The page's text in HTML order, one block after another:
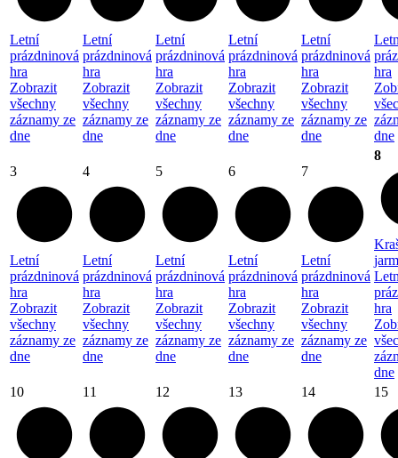
Letní
prázdninová
hra
Zobrazit
všechny
záznamy ze
dne
Letní
prázdninová
hra
Zobrazit
všechny
záznamy ze
dne
Letní
prázdninová
hra
Zobrazit
všechny
záznamy ze
dne
Letní
prázdninová
hra
Zobrazit
všechny
záznamy ze
dne
Letní
prázdninová
hra
Zobrazit
všechny
záznamy ze
dne
hra
dne
3
Letní
prázdninová
hra
Zobrazit
všechny
záznamy ze
dne
4
Letní
prázdninová
hra
Zobrazit
všechny
záznamy ze
dne
5
Letní
prázdninová
hra
Zobrazit
všechny
záznamy ze
dne
6
Letní
prázdninová
hra
Zobrazit
všechny
záznamy ze
dne
7
Letní
prázdninová
hra
Zobrazit
všechny
záznamy ze
dne
8
hra
dne
10
11 12 13 14 15